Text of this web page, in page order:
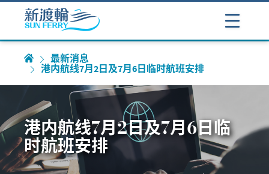
最新消息
港内航线7月2日及7月6日临时航班安排
港内航线7月2日及7月6日临
时航班安排